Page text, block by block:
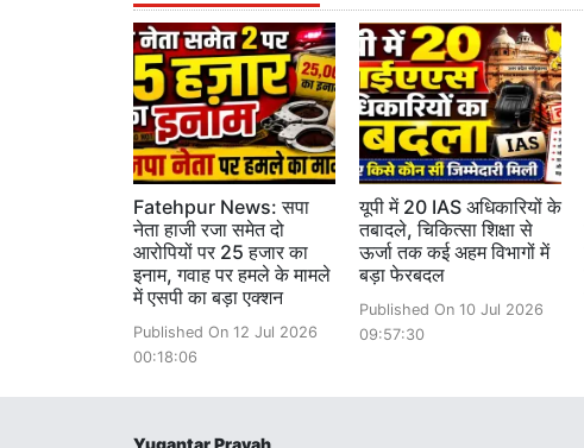
Fatehpur News: सपा
नेता हाजी रजा समेत दो
आरोपियों पर 25 हजार का
इनाम, गवाह पर हमले के मामले
में एसपी का बड़ा एक्शन
Published On 12 Jul 2026
00:18:06
यूपी में 20 IAS अधिकारियों के
तबादले, चिकित्सा शिक्षा से
ऊर्जा तक कई अहम विभागों में
बड़ा फेरबदल
Published On 10 Jul 2026
09:57:30